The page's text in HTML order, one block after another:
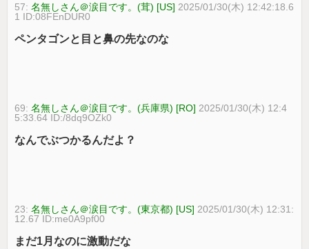
57:名無しさん＠涙目です。(茸) [US] 2025/01/30(木) 12:42:18.6
1 ID:08FEnDUR0
ペンタゴンと目と鼻の先なのな
69:名無しさん＠涙目です。(兵庫県) [RO] 2025/01/30(木) 12:4
5:33.64 ID:/8dq9OZk0
なんでぶつかるんだよ？
23:名無しさん＠涙目です。(東京都) [US] 2025/01/30(木) 12:31:
12.67 ID:me0A9pf00
まだ1月なのに激動だな